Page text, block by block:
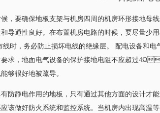
，要确保地板支架与机房四周的机房环形接地母线
性良好。在布置机房电路的时候，要尽量少用
线时，务必防止损坏电线的绝缘层。 配电设备
计要求，地面电气设备的保护接地电阻不应超
很好地被疏导。
静电作用的地板，只有通过其他方面的设计才能
该做好防火系统和监控系统。当机房内出现高温等